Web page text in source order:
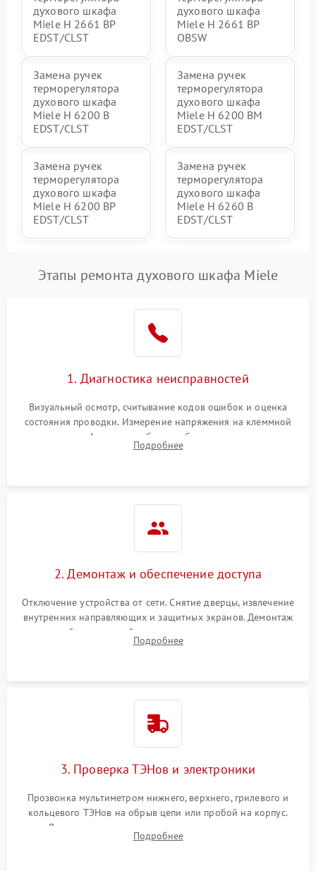
духового шкафа
Miele H 2661 BP
EDST/CLST
духового шкафа
Miele H 2661 BP
OBSW
Замена ручек
терморегулятора
духового шкафа
Miele H 6200 B
EDST/CLST
Замена ручек
терморегулятора
духового шкафа
Miele H 6200 BM
EDST/CLST
Замена ручек
терморегулятора
духового шкафа
Miele H 6200 BP
EDST/CLST
Замена ручек
терморегулятора
духового шкафа
Miele H 6260 B
EDST/CLST
Этапы ремонта духового шкафа Miele
1. Диагностика неисправностей
Визуальный осмотр, считывание кодов ошибок и оценка
состояния проводки. Измерение напряжения на клеммной
колодке. Анализ жалоб на проблемы с нагревом,
конвекцией, панелью управления или блокировкой дверцы.
Подробнее
2. Демонтаж и обеспечение доступа
Отключение устройства от сети. Снятие дверцы, извлечение
внутренних направляющих и защитных экранов. Демонтаж
задней или верхней панели для прямого доступа к
нагревательным элементам, плате и вентиляторам.
Подробнее
3. Проверка ТЭНов и электроники
Прозвонка мультиметром нижнего, верхнего, грилевого и
кольцевого ТЭНов на обрыв цепи или пробой на корпус.
Диагностика термостата, датчиков температуры,
переключателя режимов и мотора конвекции.
Подробнее